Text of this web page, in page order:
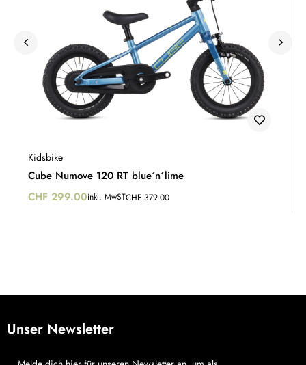
Kidsbike
Cube Numove 120 RT blue´n´lime
CHF379.00
CHF 299.00inkl. MwST
Unser Newsletter